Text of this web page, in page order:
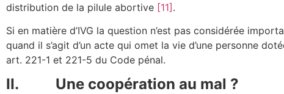
distribution de la pilule abortive [11].
Si en matière d’IVG la question n’est pas considérée
quand il s’agit d’un acte qui omet la vie d’une personne
art. 221-1 et 221-5 du Code pénal.
II. Une coopération au mal ?